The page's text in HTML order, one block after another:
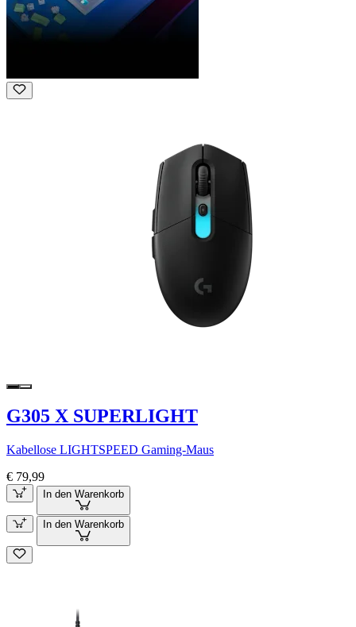
G305 X SUPERLIGHT
Kabellose LIGHTSPEED Gaming-Maus
€ 79,99
In den Warenkorb
In den Warenkorb